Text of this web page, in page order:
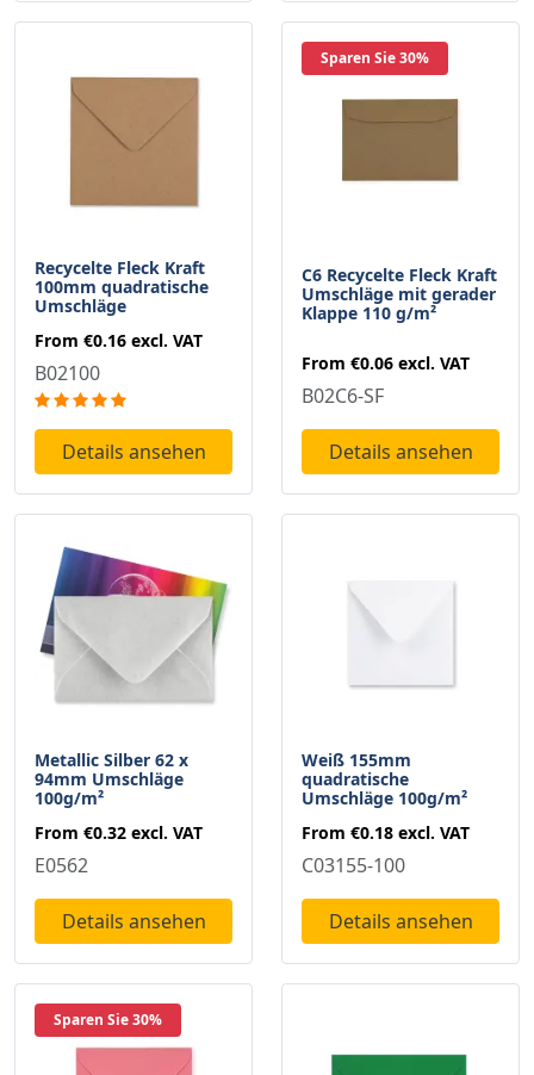
Recycelte Fleck Kraft
100mm quadratische
Umschläge
From €0.16 excl. VAT
B02100
Details ansehen
Sparen Sie 30%
C6 Recycelte Fleck Kraft
Umschläge mit gerader
Klappe 110 g/m²
From €0.06 excl. VAT
B02C6-SF
Details ansehen
Metallic Silber 62 x
94mm Umschläge
100g/m²
From €0.32 excl. VAT
E0562
Details ansehen
Weiß 155mm
quadratische
Umschläge 100g/m²
From €0.18 excl. VAT
C03155-100
Details ansehen
Sparen Sie 30%